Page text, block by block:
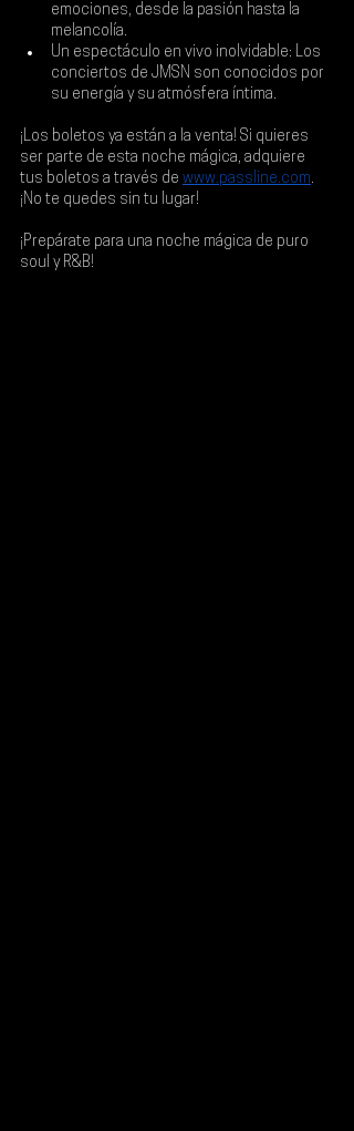
emociones, desde la pasión hasta la
melancolía.
Un espectáculo en vivo inolvidable: Los
conciertos de JMSN son conocidos por
su energía y su atmósfera íntima.
¡Los boletos ya están a la venta! Si quieres
ser parte de esta noche mágica, adquiere
tus boletos a través de www.passline.com.
¡No te quedes sin tu lugar!
¡Prepárate para una noche mágica de puro
soul y R&B!